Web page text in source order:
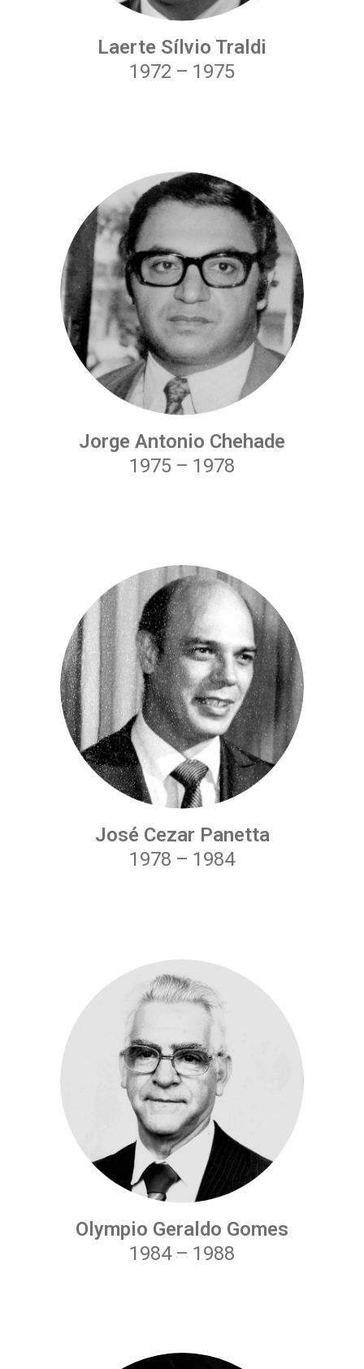
Laerte Sílvio Traldi
1972 – 1975
Jorge Antonio Chehade
1975 – 1978
José Cezar Panetta
1978 – 1984
Olympio Geraldo Gomes
1984 – 1988